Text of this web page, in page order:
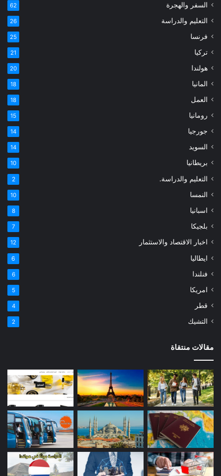
السفر والهجرة 62
التعليم والدراسة 26
فرنسا 25
تركيا 21
هولندا 20
المانيا 18
العمل 18
رومانيا 15
جورجيا 14
السويد 14
بريطانيا 10
التعليم والدراسة. 2
النمسا 10
اسبانيا 8
بلجيكا 7
اخبار الاقتصاد والاستثمار 12
ايطاليا 6
فنلندا 6
امريكا 5
قطر 4
التشيك 2
مقالات منتقاة